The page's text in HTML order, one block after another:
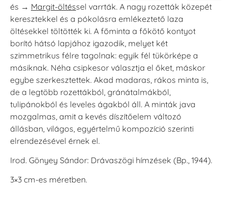
és → Margit-öltéssel varrták. A nagy rozetták közepét
keresztekkel és a pókolásra emlékeztető laza
öltésekkel töltötték ki. A főminta a főkötő kontyot
borító hátsó lapjához igazodik, melyet két
szimmetrikus félre tagolnak: egyik fél tükörképe a
másiknak. Néha csipkesor választja el őket, máskor
egybe szerkesztettek. Akad madaras, rákos minta is,
de a legtöbb rozettákból, gránátalmákból,
tulipánokból és leveles ágakból áll. A minták java
mozgalmas, amit a kevés díszítőelem változó
állásban, világos, egyértelmű kompozíció szerinti
elrendezésével érnek el.
Irod. Gönyey Sándor: Drávaszögi hímzések (Bp., 1944).
3×3 cm-es méretben.